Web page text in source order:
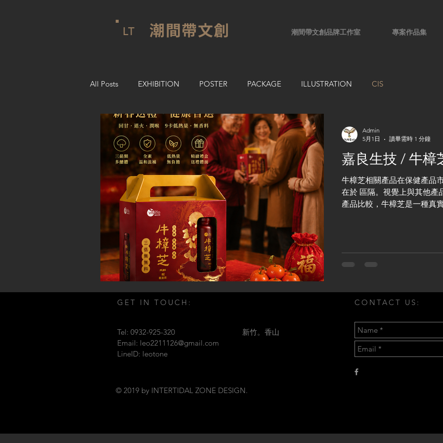
LT 潮間帶文創品牌工作室 專案作品集
潮間帶文創
All Posts EXHIBITION POSTER PACKAGE ILLUSTRATION CIS
嘉良生技 / 牛樟
牛樟芝相關產品在保健產品
在於 區隔。視覺上與其他產
產品比較，牛樟芝是一種真
於其他咖啡因類提神飲品，
上需要高貴感，以符合定價
後，凸顯出產品包裝及產品
色 皇家配色 書法字
Admin
5月1日
讀畢需時 1 分鐘
GET IN TOUCH: CONTACT US:
Tel: 0932-925-320
Email: leo2211126@gmail.com
LineID: leotone
新竹。香山
© 2019 by INTERTIDAL ZONE DESIGN.